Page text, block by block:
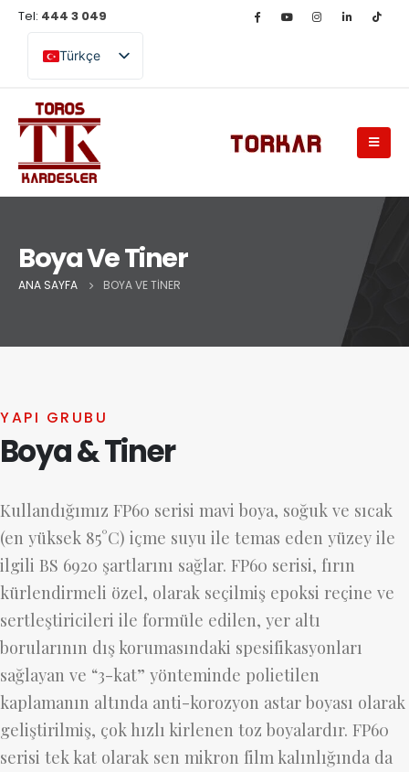
Tel: 444 3 049
Türkçe
English (UK)
Boya Ve Tiner
ANA SAYFA BOYA VE TINER
YAPI GRUBU
Boya & Tiner
Kullandığımız FP60 serisi mavi boya, soğuk ve sıcak
(en yüksek 85°C) içme suyu ile temas eden yüzey ile
ilgili BS 6920 şartlarını sağlar. FP60 serisi, fırın
kürlendirmeli özel, olarak seçilmiş epoksi reçine ve
sertleştiricileri ile formüle edilen, yer altı
borularının dış korumasındaki spesifikasyonları
sağlayan ve “3-kat” yönteminde polietilen
kaplamanın altında anti-korozyon astar boyası olarak
geliştirilmiş, çok hızlı kirlenen toz boyalardır. FP60
serisi tek kat olarak sen mikron film kalınlığında da